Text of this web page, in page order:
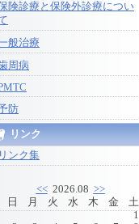
険診療と保険外診療につい
般治療
周病
防
リンク
リンク集
<<2026.08 >>
日
月 火 水 木 金
土
1